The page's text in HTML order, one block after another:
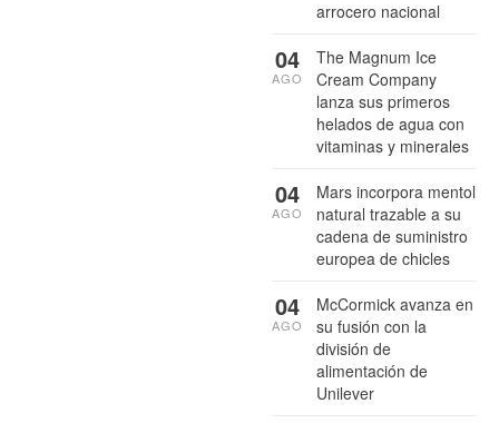
arrocero nacional
The Magnum Ice
Cream Company
lanza sus primeros
helados de agua con
vitaminas y minerales
04
AGO
Mars incorpora mentol
natural trazable a su
cadena de suministro
europea de chicles
04
AGO
McCormick avanza en
su fusión con la
división de
alimentación de
Unilever
04
AGO